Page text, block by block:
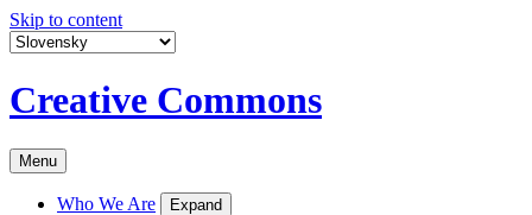
Skip to content
Creative Commons
Menu
Who We Are Expand